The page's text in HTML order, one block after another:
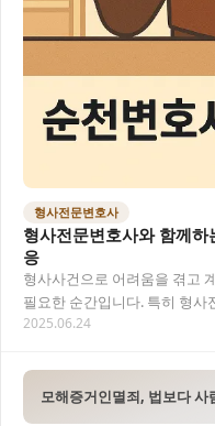
형사전문변호사
형사전문변호사와 함께
응
형사사건으로 어려움을 겪고
필요한 순간입니다. 특히 형사
게 좌우할 수 있어요. 형사법
2025.06.24
모해증거인멸죄, 법보다 사